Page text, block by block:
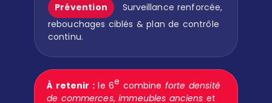
Prévention
Surveillance renforcée,
rebouchages ciblés & plan de contrôle
continu.
À retenir :le 6e combineforte densité
de commerces,immeubles anciens et